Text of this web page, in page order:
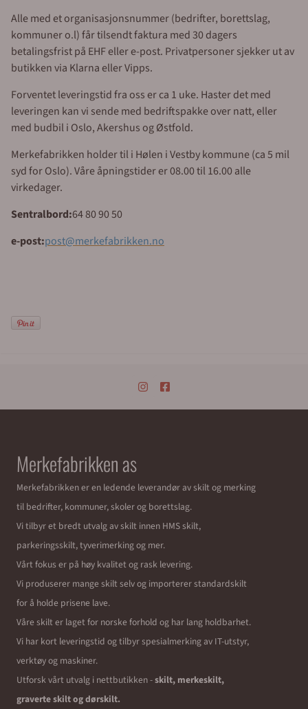
Alle med et organisasjonsnummer (bedrifter, borettslag,
kommuner o.l) får tilsendt faktura med 30 dagers
betalingsfrist på EHF eller e-post. Privatpersoner sjekker ut av
butikken via Klarna eller Vipps.
Forventet leveringstid fra oss er ca 1 uke. Haster det med
leveringen kan vi sende med bedriftspakke over natt, eller
med budbil i Oslo, Akershus og Østfold.
Merkefabrikken holder til i Hølen i Vestby kommune (ca 5 mil
syd for Oslo). Våre åpningstider er 08.00 til 16.00 alle
virkedager.
Sentralbord:64 80 90 50
e-post:post@merkefabrikken.no
Merkefabrikken as
Merkefabrikken er en ledende leverandør av skilt og merking
til bedrifter, kommuner, skoler og borettslag.
Vi tilbyr et bredt utvalg av skilt innen HMS skilt,
parkeringsskilt, tyverimerking og mer.
Vårt fokus er på høy kvalitet og rask levering.
Vi produserer mange skilt selv og importerer standardskilt
for å holde prisene lave.
Våre skilt er laget for norske forhold og har lang holdbarhet.
Vi har kort leveringstid og tilbyr spesialmerking av IT-utstyr,
verktøy og maskiner.
Utforsk vårt utvalg i nettbutikken -skilt, merkeskilt,
graverte skilt og dørskilt.